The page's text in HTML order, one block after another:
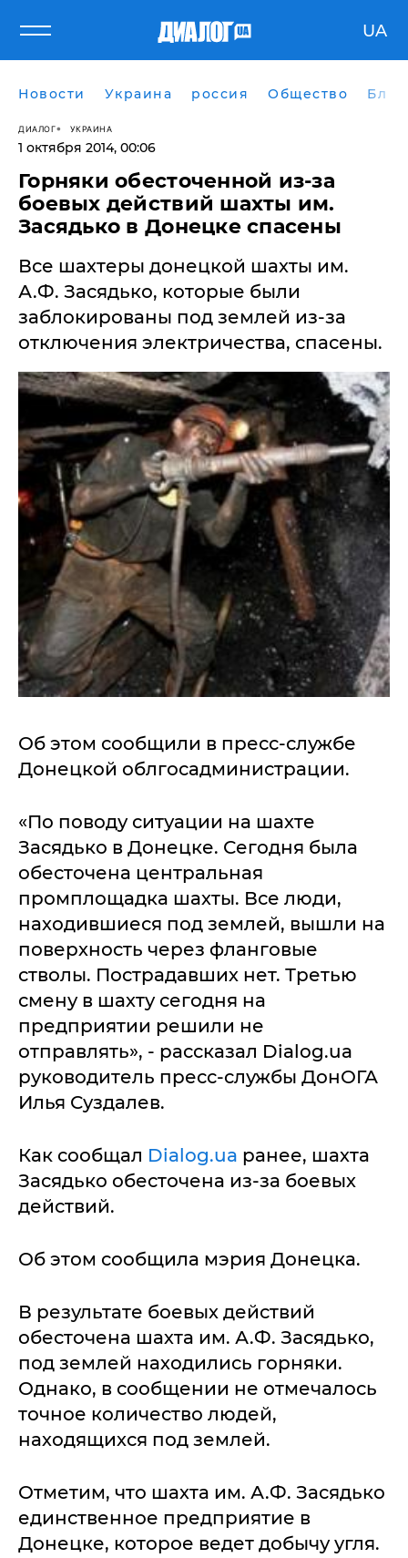
UA
Новости Украина россия Общество
ДИАЛОГ УКРАИНА
1 октября 2014, 00:06
Горняки обесточенной из-за
боевых действий шахты им.
Засядько в Донецке спасены
Все шахтеры донецкой шахты им.
А.Ф. Засядько, которые были
заблокированы под землей из-за
отключения электричества, спасены.
Об этом сообщили в пресс-службе
Донецкой облгосадминистрации.
«По поводу ситуации на шахте
Засядько в Донецке. Сегодня была
обесточена центральная
промплощадка шахты. Все люди,
находившиеся под землей, вышли на
поверхность через фланговые
стволы. Пострадавших нет. Третью
смену в шахту сегодня на
предприятии решили не
отправлять», - рассказал Dialog.ua
руководитель пресс-службы ДонОГА
Илья Суздалев.
Как сообщал Dialog.ua ранее, шахта
Засядько обесточена из-за боевых
действий.
Об этом сообщила мэрия Донецка.
В результате боевых действий
обесточена шахта им. А.Ф. Засядько,
под землей находились горняки.
Однако, в сообщении не отмечалось
точное количество людей,
находящихся под землей.
Отметим, что шахта им. А.Ф. Засядько
единственное предприятие в
Донецке, которое ведет добычу угля.